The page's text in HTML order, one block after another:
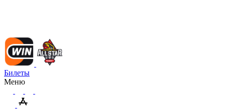
Билеты
Меню